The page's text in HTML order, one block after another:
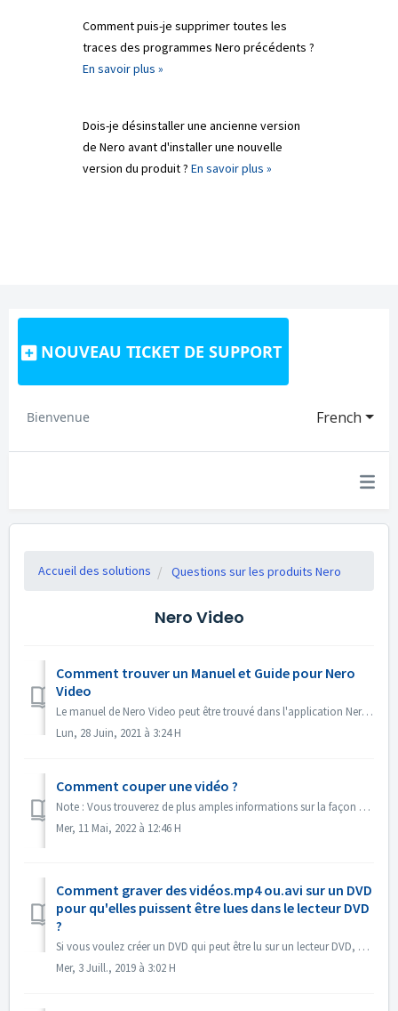
Comment puis-je supprimer toutes les
traces des programmes Nero précédents ?
En savoir plus »
Dois-je désinstaller une ancienne version
de Nero avant d'installer une nouvelle
version du produit ? En savoir plus »
NOUVEAU TICKET DE SUPPORT
French
Bienvenue
Accueil des solutions Questions sur les produits Nero
Nero Video
Comment trouver un Manuel et Guide pour Nero
Video
Le manuel de Nero Video peut être trouvé dans l'application Nero Video. Ouvrez Nero Video, cliquez sur KnowHow dans le coin supérieur droit. Dans le...
Lun, 28 Juin, 2021 à 3:24 H
Comment couper une vidéo ?
Note : Vous trouverez de plus amples informations sur la façon d'éditer des vidéos sur le lien suivant : Montage de vidéos Suivez le lien ci-dessous po...
Mer, 11 Mai, 2022 à 12:46 H
Comment graver des vidéos.mp4 ou.avi sur un DVD
pour qu'elles puissent être lues dans le lecteur DVD
?
Si vous voulez créer un DVD qui peut être lu sur un lecteur DVD, vous devez d'abord vous rappeler de quel format de disque il s'agit. Il existe une ...
Mer, 3 Juill., 2019 à 3:02 H